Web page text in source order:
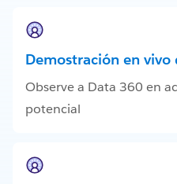
Demostración en vivo
Observe a Data 360 en
potencial